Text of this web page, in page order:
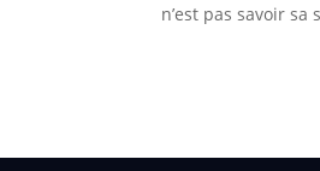
n’est pas savoir sa